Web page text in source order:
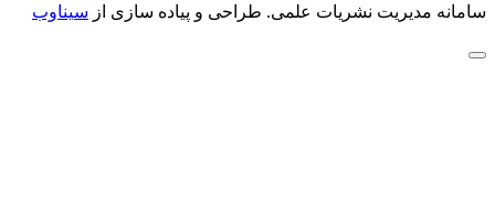
سامانه مدیریت نشریات علمی. طراحی و پیاده سازی از سیناوب